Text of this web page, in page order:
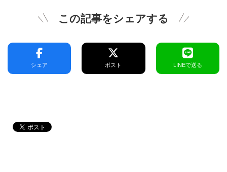
この記事をシェアする
シェア ポスト LINEで送る